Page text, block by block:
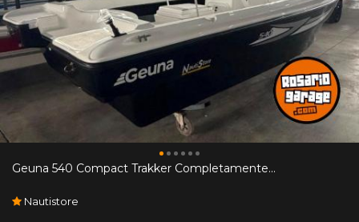
Geuna 540 Compact Trakker Completamente...
Nautistore